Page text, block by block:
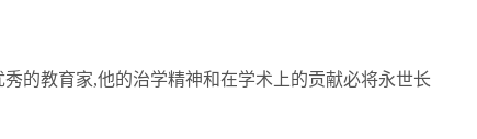
秀的教育家,他的治学精神和在学术上的贡献必将永世长